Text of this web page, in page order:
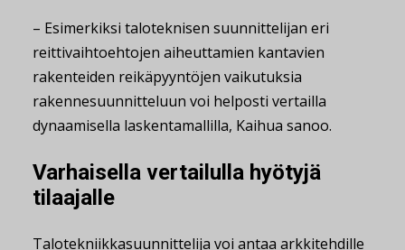
– Esimerkiksi taloteknisen suunnittelijan eri
reittivaihtoehtojen aiheuttamien kantavien
rakenteiden reikäpyyntöjen vaikutuksia
rakennesuunnitteluun voi helposti vertailla
dynaamisella laskentamallilla, Kaihua sanoo.
Varhaisella vertailulla hyötyjä
tilaajalle
Talotekniikkasuunnittelija voi antaa arkkitehdille